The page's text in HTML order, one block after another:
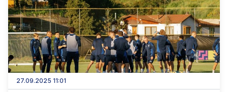
27.09.2025 11:01